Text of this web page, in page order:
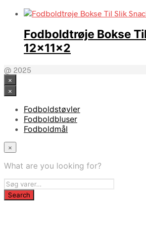
Fodboldtrøje Bokse
12x11x2
@ 2025
×
×
Fodboldstøvler
Fodboldbluser
Fodboldmål
×
What are you looking for?